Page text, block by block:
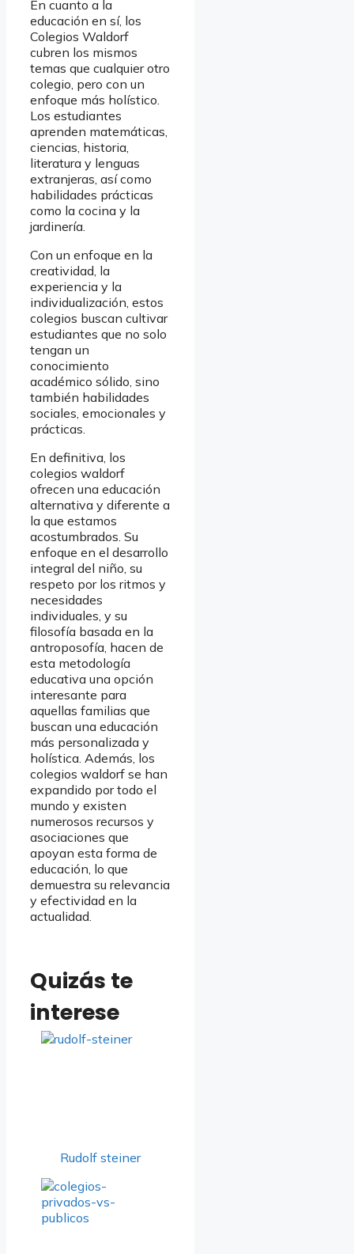
En cuanto a la
educación en sí, los
Colegios Waldorf
cubren los mismos
temas que cualquier otro
colegio, pero con un
enfoque más holístico.
Los estudiantes
aprenden matemáticas,
ciencias, historia,
literatura y lenguas
extranjeras, así como
habilidades prácticas
como la cocina y la
jardinería.
Con un enfoque en la
creatividad, la
experiencia y la
individualización, estos
colegios buscan cultivar
estudiantes que no solo
tengan un
conocimiento
académico sólido, sino
también habilidades
sociales, emocionales y
prácticas.
En definitiva, los
colegios waldorf
ofrecen una educación
alternativa y diferente a
la que estamos
acostumbrados. Su
enfoque en el desarrollo
integral del niño, su
respeto por los ritmos y
necesidades
individuales, y su
filosofía basada en la
antroposofía, hacen de
esta metodología
educativa una opción
interesante para
aquellas familias que
buscan una educación
más personalizada y
holística. Además, los
colegios waldorf se han
expandido por todo el
mundo y existen
numerosos recursos y
asociaciones que
apoyan esta forma de
educación, lo que
demuestra su relevancia
y efectividad en la
actualidad.
Quizás te
interese
Rudolf steiner